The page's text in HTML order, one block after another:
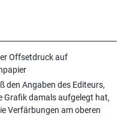
Offsetdruck auf
den Angaben des Editeurs,
Grafik damals aufgelegt hat,
Verfärbungen am oberen